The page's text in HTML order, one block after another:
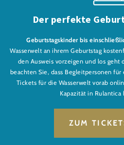
Der perfekte
Geburtstagskinder bis
Wasserwelt an ihrem Geburtstag
den Ausweis vorzeigen und los geht
beachten Sie, dass Begleitpersonen
Tickets für die Wasserwelt vorab
Kapazität in Rulantica
ZUM